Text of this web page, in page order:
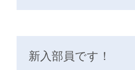
新入部員です！